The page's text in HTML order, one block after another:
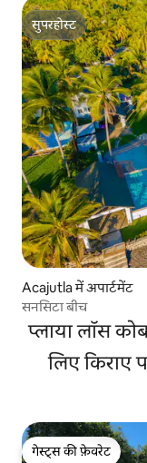
सुपरहोस्ट
सुपरहोस्ट
Acajutla में अपार्टमेंट
सनसिटा बीच
प्लाया लॉस
लिए किराए
गेस्ट्स की फ़ेवरेट